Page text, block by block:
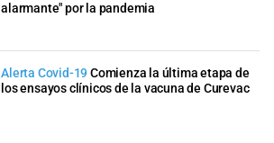
alarmante" por la pandemia
Alerta Covid-19Comienza la última etapa de
los ensayos clínicos de la vacuna de Curevac